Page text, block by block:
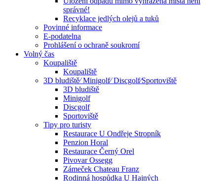
správné!
Recyklace jedlých olejů a tuků
Povinné informace
E-podatelna
Prohlášení o ochraně soukromí
Volný čas
Koupaliště
Koupaliště
3D bludiště⁄ Minigolf⁄ Discgolf⁄Sportoviště
3D bludiště
Minigolf
Discgolf
Sportoviště
Tipy pro turisty
Restaurace U Ondřeje Stropník
Penzion Horal
Restaurace Černý Orel
Pivovar Ossegg
Zámeček Chateau Franz
Rodinná hospůdka U Hajných